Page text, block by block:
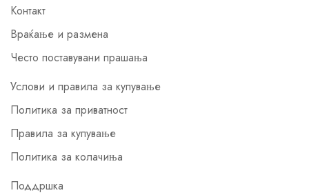
Контакт
Враќање и размена
Често поставувани прашања
Услови и правила за купување
Политика за приватност
Правила за купување
Политика за колачиња
Поддршка